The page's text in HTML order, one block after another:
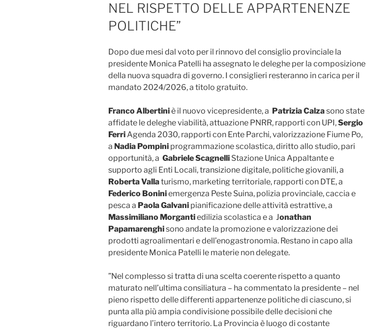
NEL RISPETTO DELLE APPARTENENZE
POLITICHE”
Dopo due mesi dal voto per il rinnovo del consiglio provinciale la
presidente Monica Patelli ha assegnato le deleghe per la composizione
della nuova squadra di governo. I consiglieri resteranno in carica per il
mandato 2024/2026, a titolo gratuito.
Franco Albertiniè il nuovo vicepresidente, a Patrizia Calzasono state
affidate le deleghe viabilità, attuazione PNRR, rapporti con UPI,Sergio
Ferri Agenda 2030, rapporti con Ente Parchi, valorizzazione Fiume Po,
a Nadia Pompini programmazione scolastica, diritto allo studio, pari
opportunità, a Gabriele Scagnelli Stazione Unica Appaltante e
supporto agli Enti Locali, transizione digitale, politiche giovanili, a
Roberta Vallaturismo, marketing territoriale, rapporti con DTE, a
Federico Boniniemergenza Peste Suina, polizia provinciale, caccia e
pesca a Paola Galvani pianificazione delle attività estrattive, a
Massimiliano Morgantiedilizia scolastica e a Jonathan
Papamarenghisono andate la promozione e valorizzazione dei
prodotti agroalimentari e dell’enogastronomia. Restano in capo alla
presidente Monica Patelli le materie non delegate.
”Nel complesso si tratta di una scelta coerente rispetto a quanto
maturato nell’ultima consiliatura – ha commentato la presidente – nel
pieno rispetto delle differenti appartenenze politiche di ciascuno, si
punta alla più ampia condivisione possibile delle decisioni che
riguardano l’intero territorio. La Provincia è luogo di costante